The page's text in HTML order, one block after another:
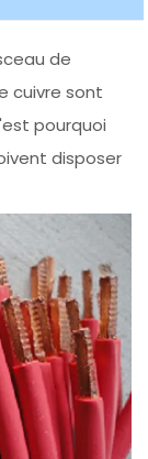
de
cuivre sont
pourquoi
disposer